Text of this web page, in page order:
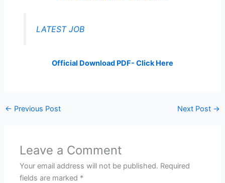
LATEST JOB
Official Download PDF- Click Here
← Previous Post Next Post →
Leave a Comment
Your email address will not be published. Required
fields are marked *